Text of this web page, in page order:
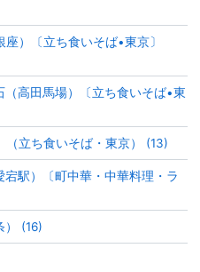
）〔立ち食いそば•東京〕
（高田馬場）〔立ち食いそば•東
（立ち食いそば・東京） (13)
宕駅）〔町中華・中華料理・ラ
） (16)